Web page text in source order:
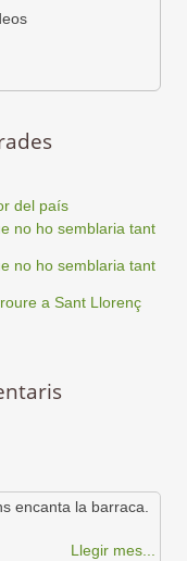
del país
no ho semblaria tant
no ho semblaria tant
a Sant Llorenç
encanta la barraca.
Llegir mes...